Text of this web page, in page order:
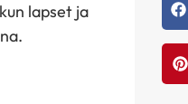
lapset ja